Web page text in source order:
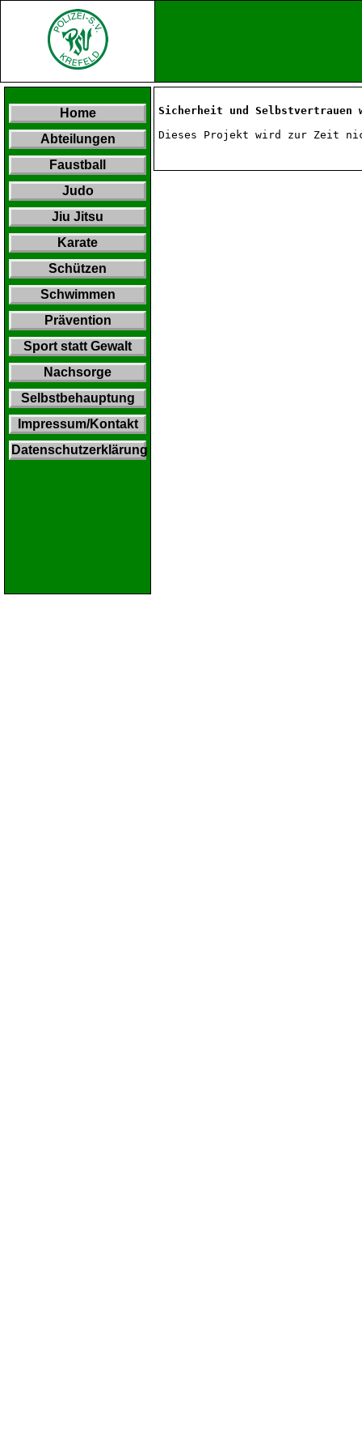
Home
Abteilungen
Faustball
Judo
Jiu Jitsu
Karate
Schützen
Schwimmen
Prävention
Sport statt Gewalt
Nachsorge
Selbstbehauptung
Impressum/Kontakt
Datenschutzerklärung
Sicherheit und Selbstvertrauen
Dieses Projekt wird zur Zeit